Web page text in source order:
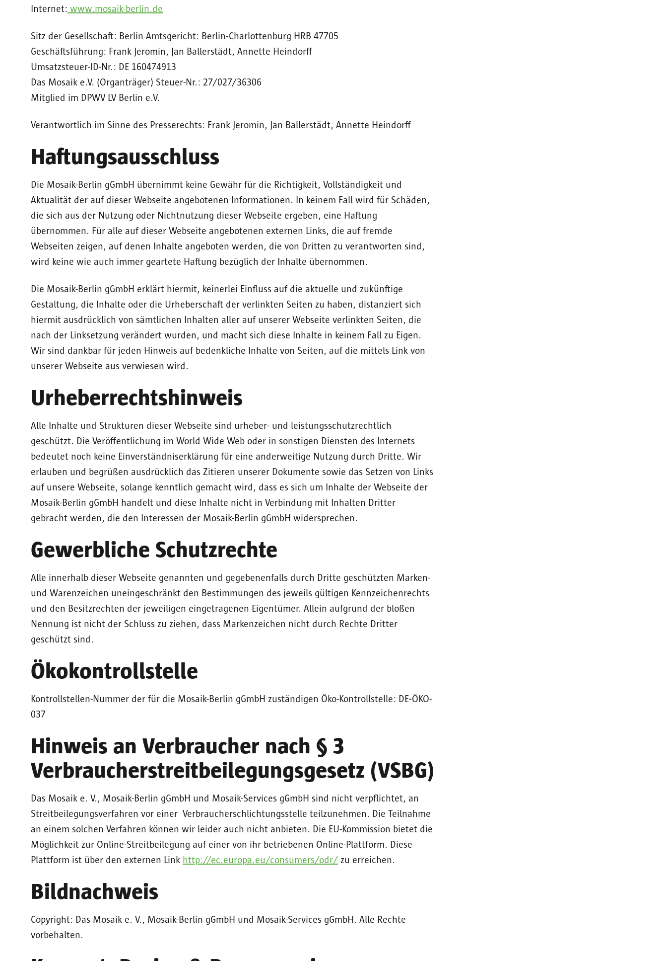
Internet: www.mosaik-berlin.de
Sitz der Gesellschaft: Berlin Amtsgericht: Berlin-Charlottenburg HRB 47705
Geschäftsführung: Frank Jeromin, Jan Ballerstädt, Annette Heindorff
Umsatzsteuer-ID-Nr.: DE 160474913
Das Mosaik e.V. (Organträger) Steuer-Nr.: 27/027/36306
Mitglied im DPWV LV Berlin e.V.
Verantwortlich im Sinne des Presserechts: Frank Jeromin, Jan Ballerstädt, Annette Heindorff
Haftungsausschluss
Die Mosaik-Berlin gGmbH übernimmt keine Gewähr für die Richtigkeit, Vollständigkeit und
Aktualität der auf dieser Webseite angebotenen Informationen. In keinem Fall wird für Schäden,
die sich aus der Nutzung oder Nichtnutzung dieser Webseite ergeben, eine Haftung
übernommen. Für alle auf dieser Webseite angebotenen externen Links, die auf fremde
Webseiten zeigen, auf denen Inhalte angeboten werden, die von Dritten zu verantworten sind,
wird keine wie auch immer geartete Haftung bezüglich der Inhalte übernommen.
Die Mosaik-Berlin gGmbH erklärt hiermit, keinerlei Einfluss auf die aktuelle und zukünftige
Gestaltung, die Inhalte oder die Urheberschaft der verlinkten Seiten zu haben, distanziert sich
hiermit ausdrücklich von sämtlichen Inhalten aller auf unserer Webseite verlinkten Seiten, die
nach der Linksetzung verändert wurden, und macht sich diese Inhalte in keinem Fall zu Eigen.
Wir sind dankbar für jeden Hinweis auf bedenkliche Inhalte von Seiten, auf die mittels Link von
unserer Webseite aus verwiesen wird.
Urheberrechtshinweis
Alle Inhalte und Strukturen dieser Webseite sind urheber- und leistungsschutzrechtlich
geschützt. Die Veröffentlichung im World Wide Web oder in sonstigen Diensten des Internets
bedeutet noch keine Einverständniserklärung für eine anderweitige Nutzung durch Dritte. Wir
erlauben und begrüßen ausdrücklich das Zitieren unserer Dokumente sowie das Setzen von Links
auf unsere Webseite, solange kenntlich gemacht wird, dass es sich um Inhalte der Webseite der
Mosaik-Berlin gGmbH handelt und diese Inhalte nicht in Verbindung mit Inhalten Dritter
gebracht werden, die den Interessen der Mosaik-Berlin gGmbH widersprechen.
Gewerbliche Schutzrechte
Alle innerhalb dieser Webseite genannten und gegebenenfalls durch Dritte geschützten Marken-
und Warenzeichen uneingeschränkt den Bestimmungen des jeweils gültigen Kennzeichenrechts
und den Besitzrechten der jeweiligen eingetragenen Eigentümer. Allein aufgrund der bloßen
Nennung ist nicht der Schluss zu ziehen, dass Markenzeichen nicht durch Rechte Dritter
geschützt sind.
Ökokontrollstelle
Kontrollstellen-Nummer der für die Mosaik-Berlin gGmbH zuständigen Öko-Kontrollstelle: DE-ÖKO-
037
Hinweis an Verbraucher nach § 3
Verbraucherstreitbeilegungsgesetz (VSBG)
Das Mosaik e. V., Mosaik-Berlin gGmbH und Mosaik-Services gGmbH sind nicht verpflichtet, an
Streitbeilegungsverfahren vor einer Verbraucherschlichtungsstelle teilzunehmen. Die Teilnahme
an einem solchen Verfahren können wir leider auch nicht anbieten. Die EU-Kommission bietet die
Möglichkeit zur Online-Streitbeilegung auf einer von ihr betriebenen Online-Plattform. Diese
Plattform ist über den externen Link http://ec.europa.eu/consumers/odr/ zu erreichen.
Bildnachweis
Copyright: Das Mosaik e. V., Mosaik-Berlin gGmbH und Mosaik-Services gGmbH. Alle Rechte
vorbehalten.